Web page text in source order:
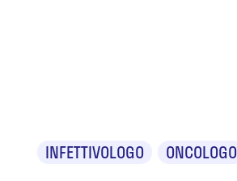
INFETTIVOLOGO ONCOLOGO